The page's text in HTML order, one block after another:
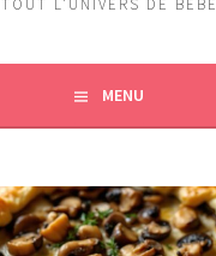
TOUT L'UNIVERS DE BÉBÉ
MENU